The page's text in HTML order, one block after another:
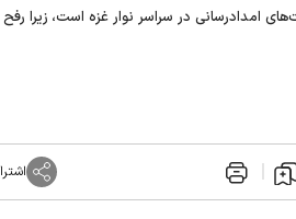
امدادرسانی در سراسر نوار غزه است، زیرا